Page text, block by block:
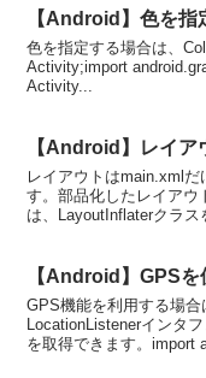
【Android】色を指
色を指定する場合は、
Activity;import
Activity...
【Android】レイア
レイアウトはmain.xml
す。部品化したレイアウ
は、LayoutInflaterクラ
【Android】GPSを
GPS機能を利用する場合
LocationListenerインタ
を取得できます。import